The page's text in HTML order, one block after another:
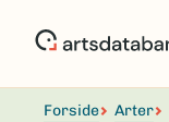
Forside Arter